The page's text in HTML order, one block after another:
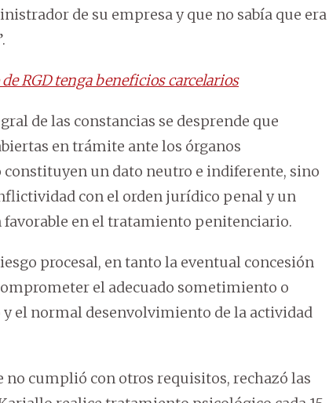
de su empresa y que no sabía que era
RGD tenga beneficios carcelarios
de las constancias se desprende que
en trámite ante los órganos
un dato neutro e indiferente, sino
con el orden jurídico penal y un
en el tratamiento penitenciario.
procesal, en tanto la eventual concesión
el adecuado sometimiento o
el normal desenvolvimiento de la actividad
cumplió con otros requisitos, rechazó las